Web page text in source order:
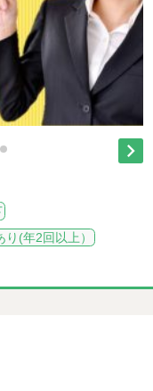

り(年2回以上）